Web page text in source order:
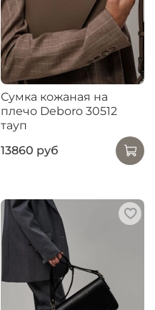
Сумка кожаная на
плечо Deboro 30512
тауп
13860 руб